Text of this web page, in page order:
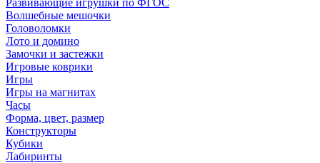
Развивающие игрушки по ФГОС
Волшебные мешочки
Головоломки
Лото и домино
Замочки и застежки
Игровые коврики
Игры
Игры на магнитах
Часы
Форма, цвет, размер
Конструкторы
Кубики
Лабиринты